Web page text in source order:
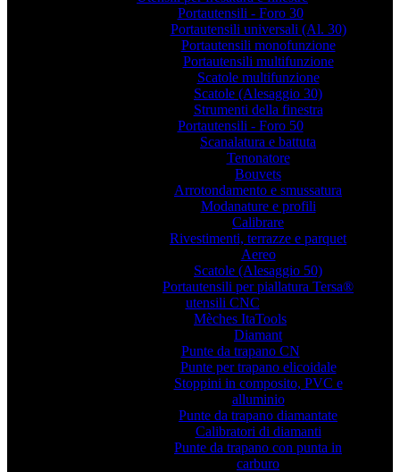
Portautensili - Foro 30
Portautensili universali (Al. 30)
Portautensili monofunzione
Portautensili multifunzione
Scatole multifunzione
Scatole (Alesaggio 30)
Strumenti della finestra
Portautensili - Foro 50
Scanalatura e battuta
Tenonatore
Bouvets
Arrotondamento e smussatura
Modanature e profili
Calibrare
Rivestimenti, terrazze e parquet
Aereo
Scatole (Alesaggio 50)
Portautensili per piallatura Tersa®
utensili CNC
Mèches ItaTools
Diamant
Punte da trapano CN
Punte per trapano elicoidale
Stoppini in composito, PVC e
alluminio
Punte da trapano diamantate
Calibratori di diamanti
Punte da trapano con punta in
carburo